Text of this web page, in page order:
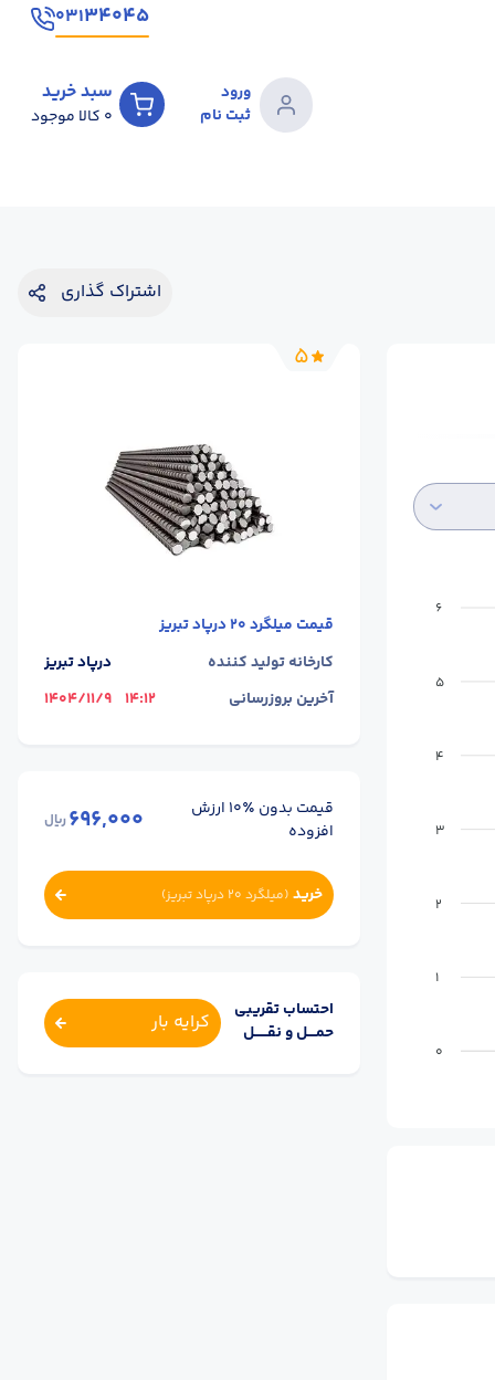
۳۴۰۴۵۰۳۱
ورود
ثبت نام
سبد خرید
0 کالا موجود
اشتراک گذاری
6
5
4
3
2
1
0
5
قیمت میلگرد 20 درپاد تبریز
کارخانه تولید کننده
درپاد تبریز
آخرین بروزرسانی
14:12
1404/11/9
قیمت بدون ٪۱۰ ارزش
افزوده
696,000ریال
خرید (میلگرد 20 درپاد تبریز )
احتساب تقریبی
حمــــل و نقــــــل
کرایه بار